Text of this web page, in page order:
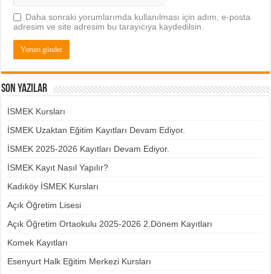
Daha sonraki yorumlarımda kullanılması için adım, e-posta
adresim ve site adresim bu tarayıcıya kaydedilsin.
Son Yazılar
İSMEK Kursları
İSMEK Uzaktan Eğitim Kayıtları Devam Ediyor.
İSMEK 2025-2026 Kayıtları Devam Ediyor.
İSMEK Kayıt Nasıl Yapılır?
Kadıköy İSMEK Kursları
Açık Öğretim Lisesi
Açık Öğretim Ortaokulu 2025-2026 2.Dönem Kayıtları
Komek Kayıtları
Esenyurt Halk Eğitim Merkezi Kursları